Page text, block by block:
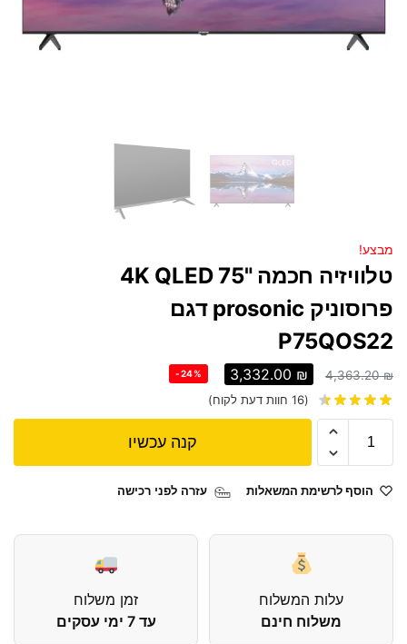
מבצע!
טלוויזיה חכמה "75 4K QLED
פרוסוניק prosonic דגם
P75QOS22
4,363.20₪
3,332.00 ₪
-24%
(
16 חוות דעת לקוח)
קנה עכשיו
הוסף לרשימת המשאלות עזרה לפני רכישה
עלות המשלוח
משלוח חינם
זמן משלוח
עד 7 ימי עסקים